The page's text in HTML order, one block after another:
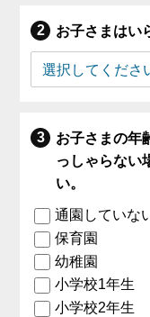
お子さまはい
お子さまの年
っしゃらない
い。
通園していな
保育園
幼稚園
小学校1年生
小学校2年生